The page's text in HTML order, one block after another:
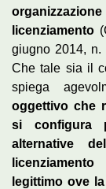
licenziamento
giugno 2014, n.
Che tale sia il
spiega
oggettivo che
si configura
alternative
legittimo ove